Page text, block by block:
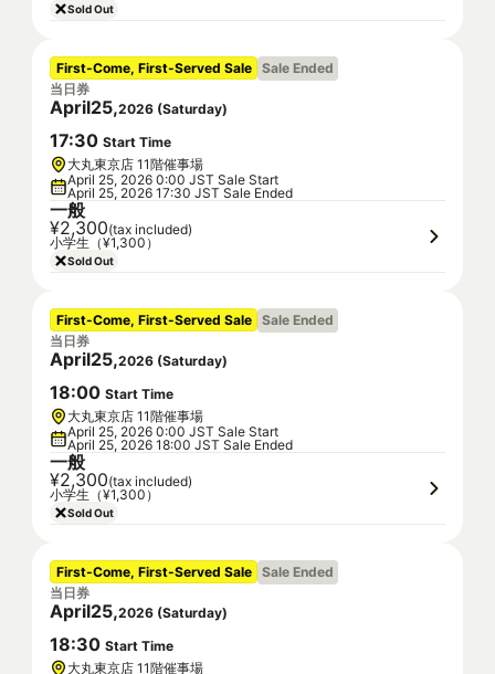
Sold Out
First-Come, First-Served Sale Sale Ended
当日券
April25,2026 (Saturday)
17:30 Start Time
大丸東京店 11階催事場
April 25, 2026 0:00 JST Sale Start
April 25, 2026 17:30 JST Sale Ended
一般
¥2,300(tax included)
小学生（¥1,300）
Sold Out
First-Come, First-Served Sale Sale Ended
当日券
April25,2026 (Saturday)
18:00 Start Time
大丸東京店 11階催事場
April 25, 2026 0:00 JST Sale Start
April 25, 2026 18:00 JST Sale Ended
一般
¥2,300(tax included)
小学生（¥1,300）
Sold Out
First-Come, First-Served Sale Sale Ended
当日券
April25,2026 (Saturday)
18:30 Start Time
大丸東京店 11階催事場